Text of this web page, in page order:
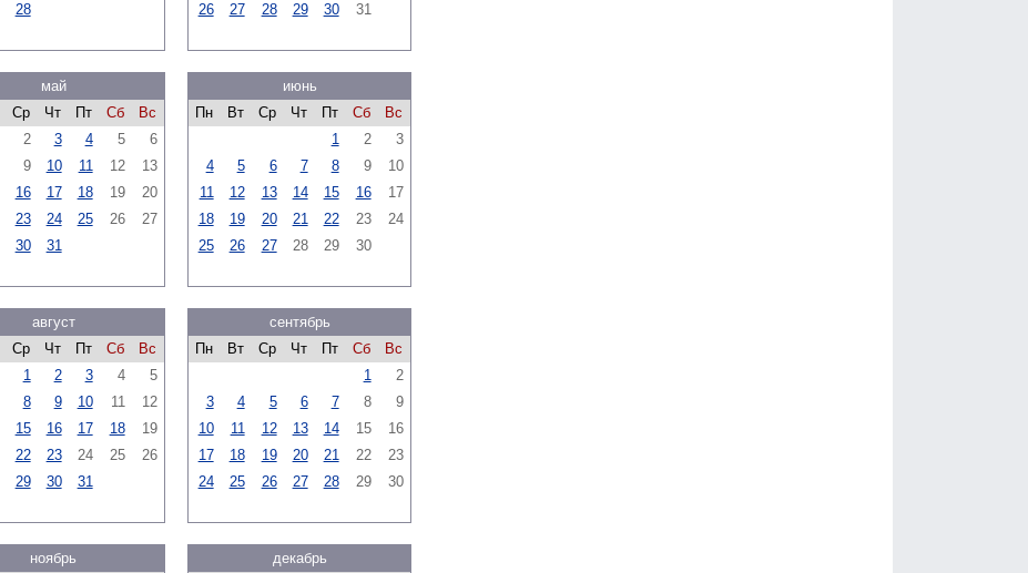
28
26
27 28 29 30 31
май
Ср Чт Пт Сб
Вс
2 3 4 5
6
9 10 11 12
13
16 17 18 19
20
23 24 25 26
27
30 31
июнь
Пн
Вт Ср Чт Пт Сб
Вс
1
2
3
4
5 6 7 8 9
10
11
12 13 14 15 16
17
18
19 20 21 22 23
24
25
26 27 28 29 30
август
Ср Чт Пт Сб
Вс
1
2 3 4
5
8 9 10 11
12
15 16 17 18
19
22 23 24 25
26
29 30 31
сентябрь
Пн
Вт Ср Чт Пт Сб
Вс
1
2
3
4 5 6 7 8
9
10
11 12 13 14 15
16
17
18 19 20 21 22
23
24
25 26 27 28 29 30
ноябрь декабрь